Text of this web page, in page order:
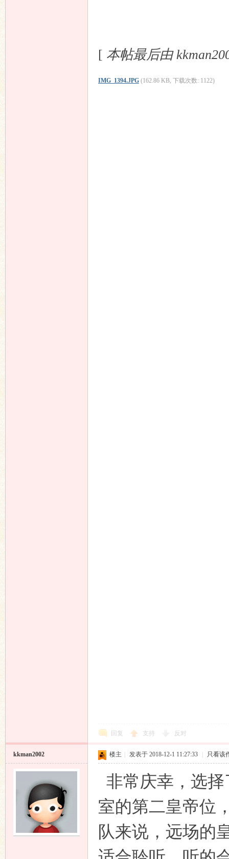
[ 本帖最后由
IMG_1394.JPG (162.86 KB, 下载次数: 1122)
回复 支持 反对
kkman2002 楼主 发表于 2018-12-1 11:27:33 只看该
非常庆幸，选择
室的第二皇帝位
队来说，远场的